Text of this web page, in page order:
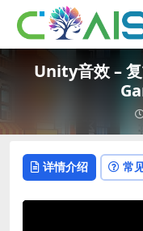
Unity音效 –
详情介绍 常